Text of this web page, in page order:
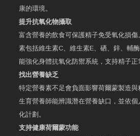
康的環境。
提升抗氧化物攝取
富含營養的飲食可保護精子免受氧化損
素包括維生素C、維生素E、硒、鋅、輔
能強化身體抗氧化防禦系統，支持精子正
找出營養缺乏
特定營養素不足會負面影響荷爾蒙製造與
生育營養師能辨識潛在營養缺口，並依
化計劃。
支持健康荷爾蒙功能